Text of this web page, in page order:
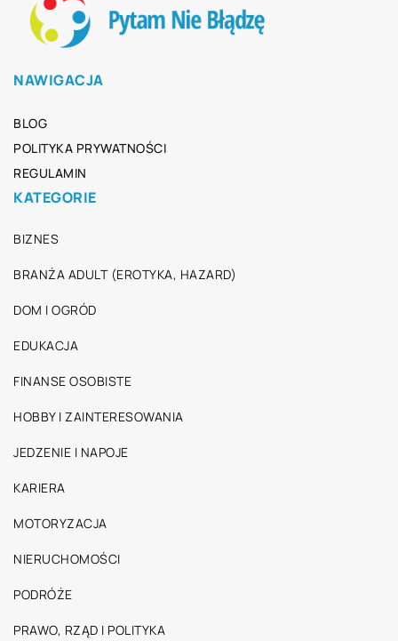
NAWIGACJA
BLOG
POLITYKA PRYWATNOŚCI
REGULAMIN
KATEGORIE
BIZNES
BRANŻA ADULT (EROTYKA, HAZARD)
DOM I OGRÓD
EDUKACJA
FINANSE OSOBISTE
HOBBY I ZAINTERESOWANIA
JEDZENIE I NAPOJE
KARIERA
MOTORYZACJA
NIERUCHOMOŚCI
PODRÓŻE
PRAWO, RZĄD I POLITYKA